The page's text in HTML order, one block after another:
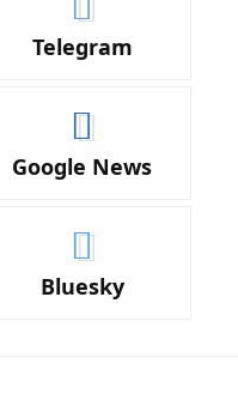
Telegram
Google News
Bluesky